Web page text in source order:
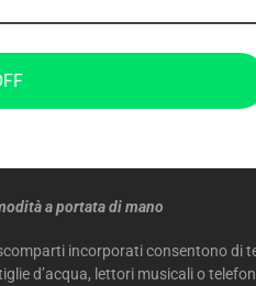
è un gioco da ragazzi: basta
di peso è protetta da un
a portata di mano
incorporati consentono di
d’acqua, lettori musicali o